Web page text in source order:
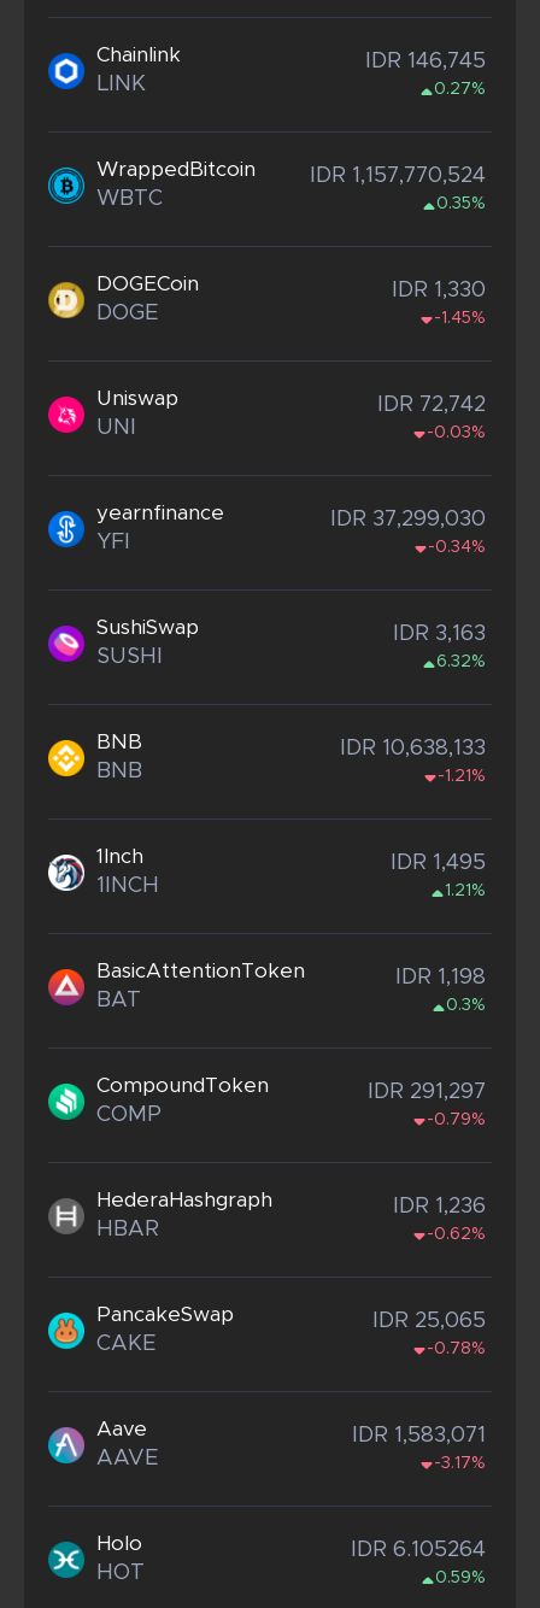
Chainlink
LINK
IDR 146,745
0.27%
WrappedBitcoin
WBTC
IDR 1,157,770,524
0.35%
DOGECoin
DOGE
IDR 1,330
-1.45%
Uniswap
UNI
IDR 72,742
-0.03%
yearnfinance
YFI
IDR 37,299,030
-0.34%
SushiSwap
SUSHI
IDR 3,163
6.32%
BNB
BNB
IDR 10,638,133
-1.21%
1Inch
1INCH
IDR 1,495
1.21%
BasicAttentionToken
BAT
IDR 1,198
0.3%
CompoundToken
COMP
IDR 291,297
-0.79%
HederaHashgraph
HBAR
IDR 1,236
-0.62%
PancakeSwap
CAKE
IDR 25,065
-0.78%
Aave
AAVE
IDR 1,583,071
-3.17%
Holo
HOT
IDR 6.105264
0.59%